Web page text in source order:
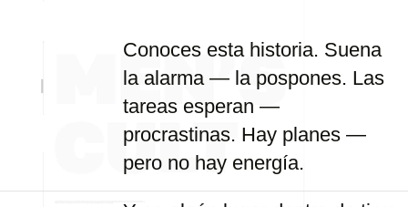
Conoces esta historia. Suena
la alarma — la pospones. Las
tareas esperan —
procrastinas. Hay planes —
pero no hay energía.